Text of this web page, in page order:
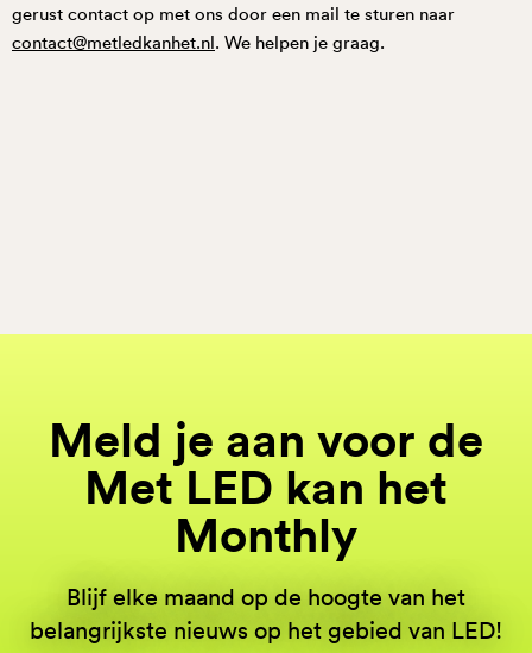
gerust contact op met ons door een mail te sturen naar
contact@metledkanhet.nl. We helpen je graag.
Meld je aan voor de
Met LED kan het
Monthly
Blijf elke maand op de hoogte van het
belangrijkste nieuws op het gebied van LED!